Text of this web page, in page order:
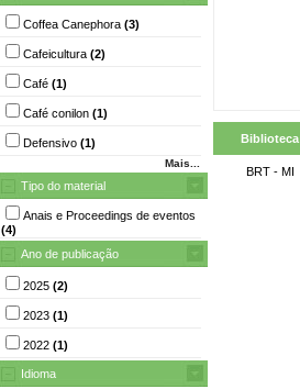
Coffea Canephora (3)
Cafeicultura (2)
Café (1)
Café conilon (1)
Defensivo (1)
Mais...
Tipo do material
Anais e Proceedings de eventos
(4)
Ano de publicação
2025 (2)
2023 (1)
2022 (1)
Idioma
Biblioteca
BRT - MI